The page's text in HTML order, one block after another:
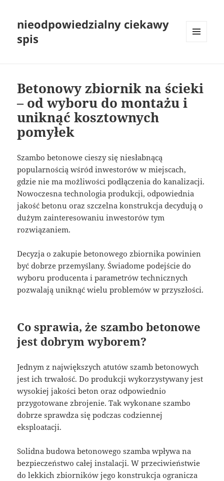
nieodpowiedzialny ciekawy
spis
Betonowy zbiornik na ścieki
– od wyboru do montażu i
uniknąć kosztownych
pomyłek
Szambo betonowe cieszy się niesłabnącą
popularnością wśród inwestorów w miejscach,
gdzie nie ma możliwości podłączenia do kanalizacji.
Nowoczesna technologia produkcji, odpowiednia
jakość betonu oraz szczelna konstrukcja decydują o
dużym zainteresowaniu inwestorów tym
rozwiązaniem.
Decyzja o zakupie betonowego zbiornika powinien
być dobrze przemyślany. Świadome podejście do
wyboru producenta i parametrów technicznych
pozwalają uniknąć wielu problemów w przyszłości.
Co sprawia, że szambo betonowe
jest dobrym wyborem?
Jednym z największych atutów szamb betonowych
jest ich trwałość. Do produkcji wykorzystywany jest
wysokiej jakości beton oraz odpowiednio
przygotowane zbrojenie. Tak wykonane szambo
dobrze sprawdza się podczas codziennej
eksploatacji.
Solidna budowa betonowego szamba wpływa na
bezpieczeństwo całej instalacji. W przeciwieństwie
do lekkich zbiorników jego konstrukcja ogranicza